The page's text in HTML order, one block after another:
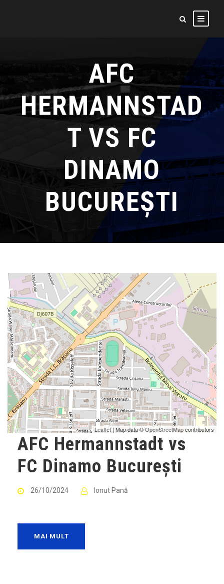
AFC
HERMANNSTAD
T VS FC
DINAMO
BUCUREȘTI
Leaflet| Map data ©OpenStreetMapcontributors
AFC Hermannstadt vs
FC Dinamo București
26/10/2024 Ionut Pană
MAI MULT